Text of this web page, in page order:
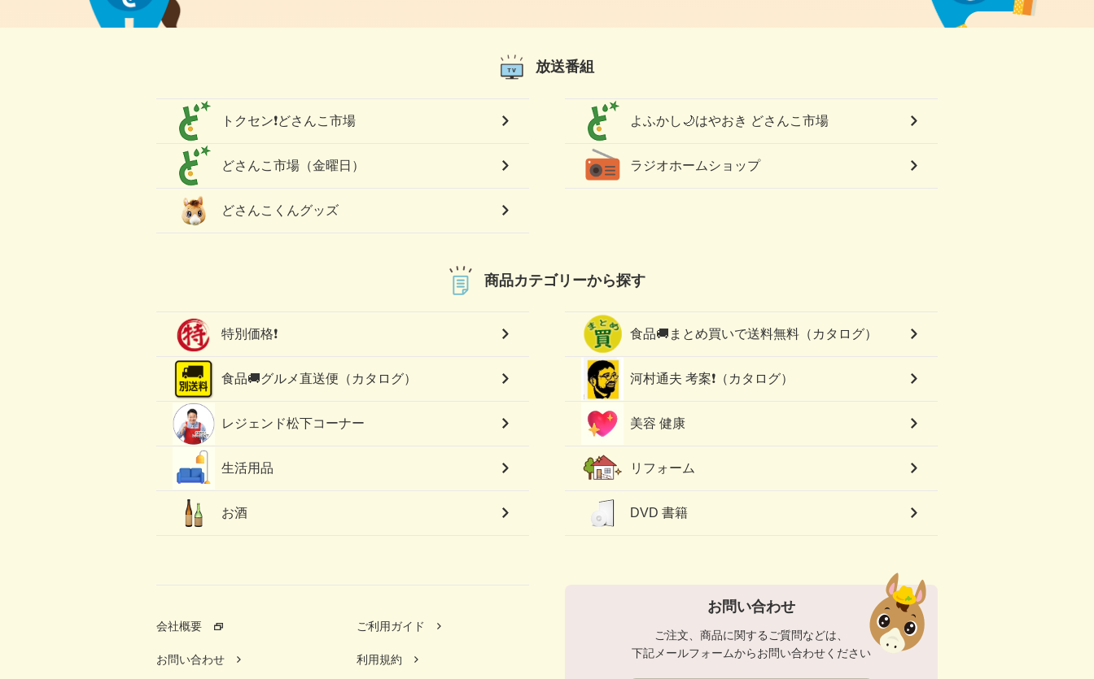
放送番組
トクセン❗どさんこ市場 よふかし🌙はやおき どさんこ市場
どさんこ市場（金曜日） ラジオホームショップ
どさんこくんグッズ
商品カテゴリーから探す
特別価格❗ 食品🚚まとめ買いで送料無料（カタログ）
食品🚚グルメ直送便（カタログ） 河村通夫 考案❗（カタログ）
レジェンド松下コーナー 美容 健康
生活用品 リフォーム
お酒 DVD 書籍
会社概要 ご利用ガイド
お問い合わせ 利用規約
お問い合わせ
ご注文、商品に関するご質問などは、
下記メールフォームからお問い合わせください